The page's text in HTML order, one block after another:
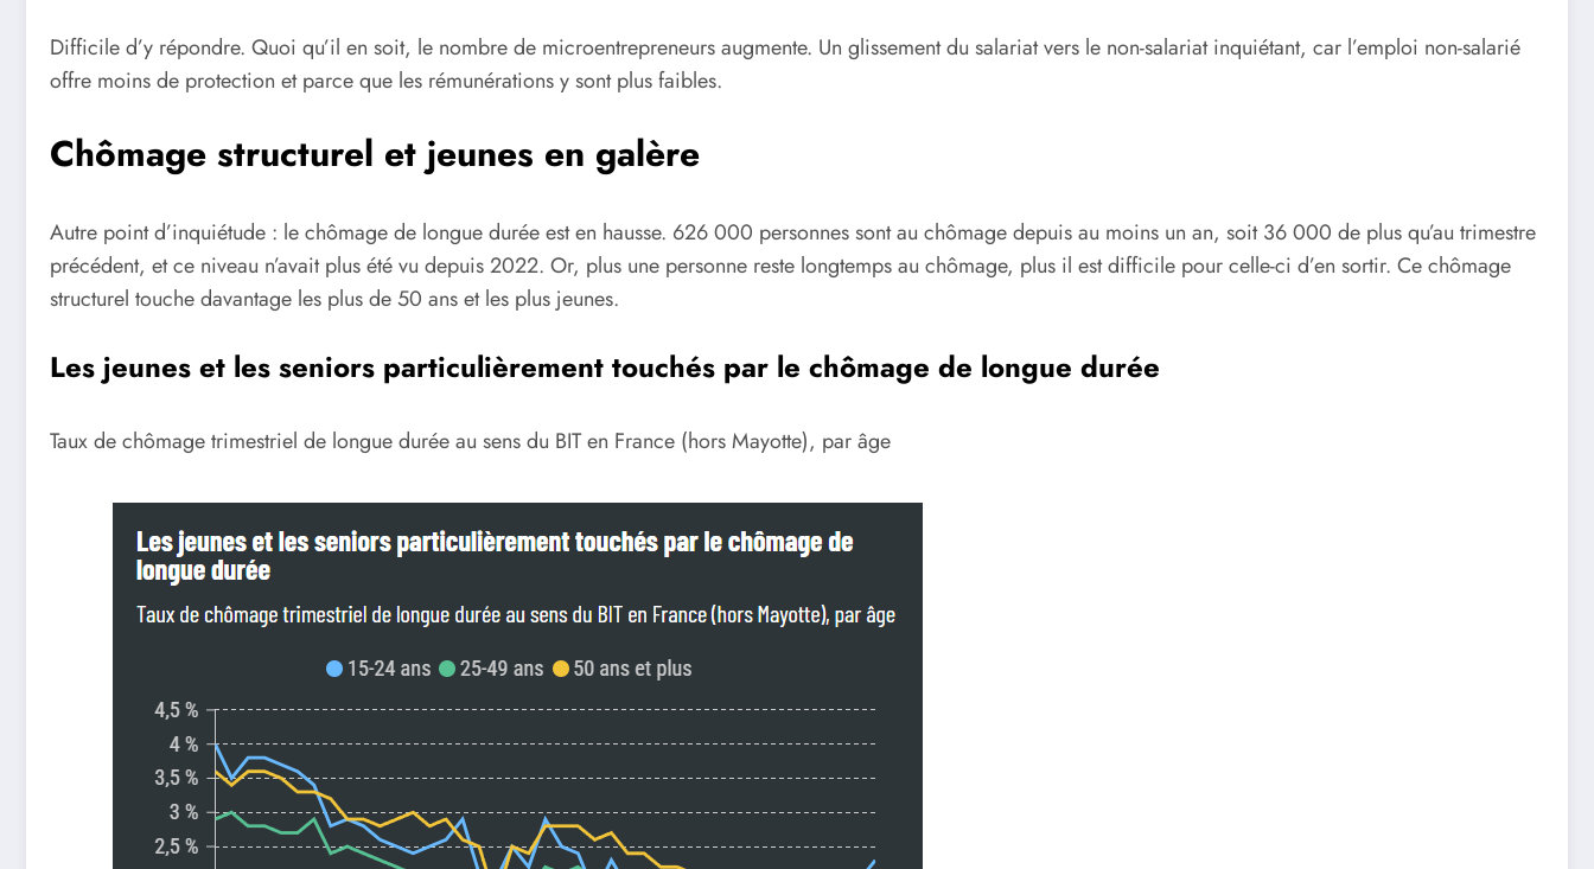
Difficile d’y répondre. Quoi qu’il en soit, le nombre de microentrepreneurs augmente. Un glissement du salariat vers le non-salariat inquiétant, car l’emploi non-salarié
offre moins de protection et parce que les rémunérations y sont plus faibles.
Chômage structurel et jeunes en galère
Autre point d’inquiétude : le chômage de longue durée est en hausse. 626 000 personnes sont au chômage depuis au moins un an, soit 36 000 de plus qu’au trimestre
précédent, et ce niveau n’avait plus été vu depuis 2022. Or, plus une personne reste longtemps au chômage, plus il est difficile pour celle-ci d’en sortir. Ce chômage
structurel touche davantage les plus de 50 ans et les plus jeunes.
Les jeunes et les seniors particulièrement touchés par le chômage de longue durée
Taux de chômage trimestriel de longue durée au sens du BIT en France (hors Mayotte), par âge